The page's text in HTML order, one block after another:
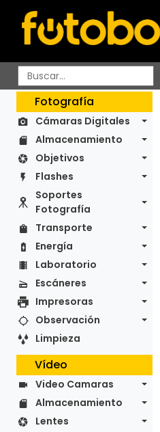
Fotografía
Cámaras Digitales
Almacenamiento
Objetivos
Flashes
Soportes
Fotografía
Transporte
Energía
Laboratorio
Escáneres
Impresoras
Observación
Limpieza
Vídeo
Video Camaras
Almacenamiento
Lentes